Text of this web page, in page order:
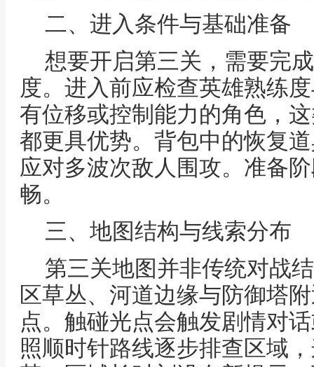
二、进入条件与基础准备
想要开启第三关，需要完
度。进入前应检查英雄熟练
有位移或控制能力的角色，
都更具优势。背包中的恢复
应对多波次敌人围攻。准备
畅。
三、地图结构与线索分布
第三关地图并非传统对战
区草丛、河道边缘与防御塔
点。触碰光点会触发剧情对
照顺时针路线逐步排查区域